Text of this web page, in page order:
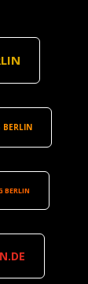
BERLIN
BERLIN